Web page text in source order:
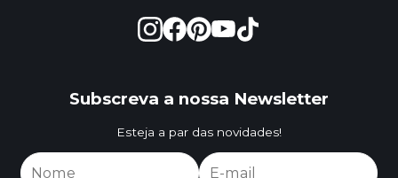
Subscreva a nossa Newsletter
Esteja a par das novidades!